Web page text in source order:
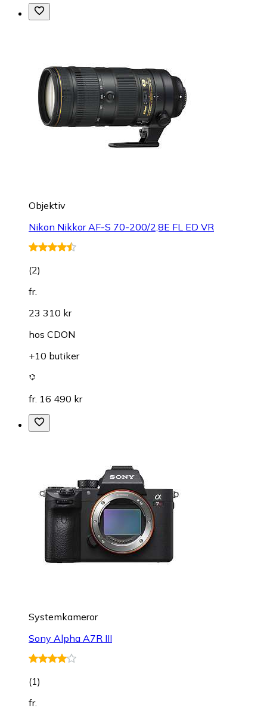
Objektiv
Nikon Nikkor AF-S 70-200/2,8E FL ED VR
(2)
fr.
23 310 kr
hos CDON
+10 butiker
fr. 16 490 kr
Systemkameror
Sony Alpha A7R III
(1)
fr.